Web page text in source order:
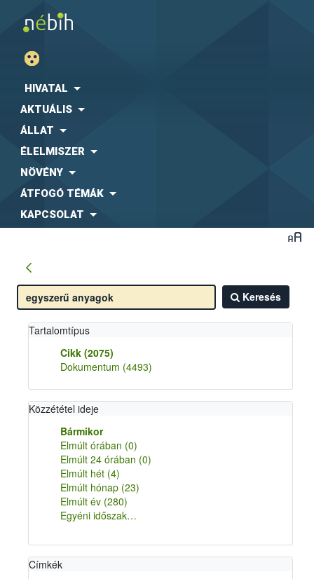
HIVATAL
AKTUÁLIS
ÁLLAT
ÉLELMISZER
NÖVÉNY
ÁTFOGÓ TÉMÁK
KAPCSOLAT
Keresés
Tartalomtípus
Cikk (2075)
Dokumentum (4493)
Közzététel ideje
Bármikor
Elmúlt órában (0)
Elmúlt 24 órában (0)
Elmúlt hét (4)
Elmúlt hónap (23)
Elmúlt év (280)
Egyéni időszak…
Címkék